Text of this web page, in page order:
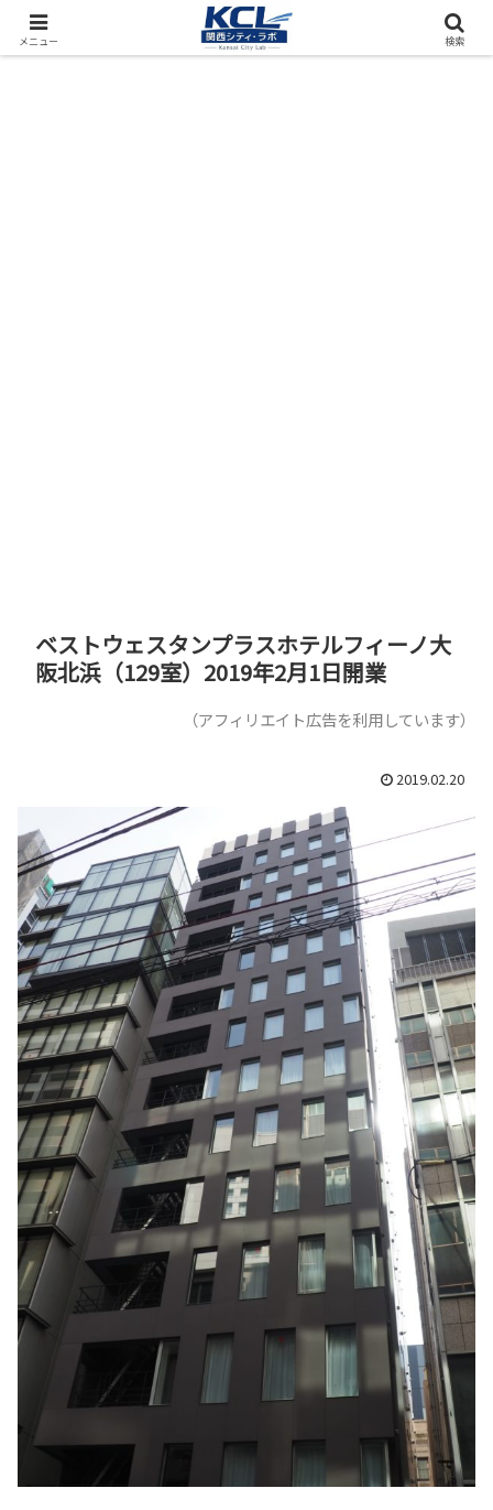
都市再開発をフィールド調査（累計アクセス数4000万PV）
ベストウェスタンプラスホテルフィーノ大
阪北浜（129室）2019年2月1日開業
（アフィリエイト広告を利用しています）
2019.02.20
メニュー 検索